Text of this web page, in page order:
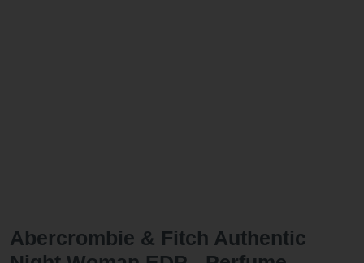
Abercrombie & Fitch Authentic